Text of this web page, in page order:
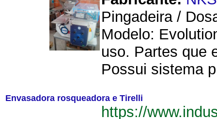
Pingadeira /
Modelo:
uso. Partes que
Possui sistema
Envasadora rosqueadora e Tirelli
https://